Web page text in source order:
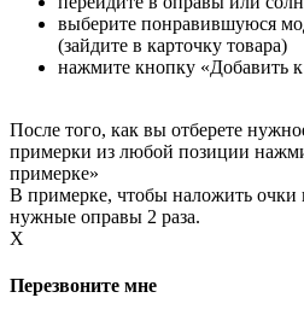
выберите понравившуюся
(зайдите в карточку товара)
нажмите кнопку «Добавить
После того, как вы отберете
примерки из любой позиции
примерке»
В примерке, чтобы наложить очки
нужные оправы 2 раза.
X
Перезвоните мне